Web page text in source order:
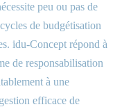
peu ou pas de
de budgétisation
idu-Concept répond à
de responsabilisation
à une
efficace de